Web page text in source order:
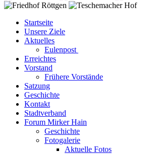
Startseite
Unsere Ziele
Aktuelles
Eulenpost
Erreichtes
Vorstand
Frühere Vorstände
Satzung
Geschichte
Kontakt
Stadtverband
Forum Mirker Hain
Geschichte
Fotogalerie
Aktuelle Fotos